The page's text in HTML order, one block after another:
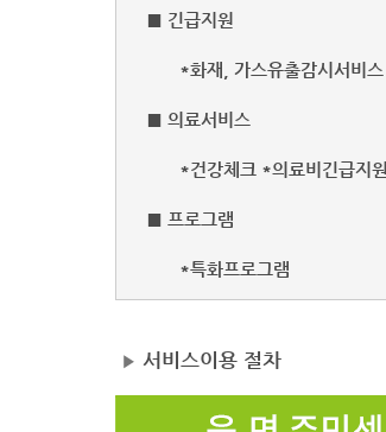
■ 긴급지원
*화재, 가스유출감시서비스
■ 의료서비스
*건강체크 *의료비긴급지원
■ 프로그램
*특화프로그램
▶ 서비스이용 절차